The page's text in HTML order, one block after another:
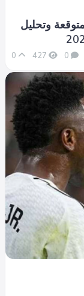
وتحليل
0
427